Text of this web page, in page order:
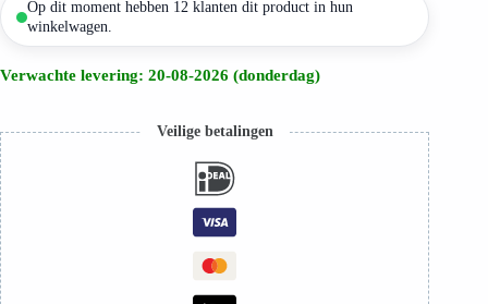
Op dit moment hebben 12 klanten dit product in hun
winkelwagen.
Verwachte levering: 20-08-2026 (donderdag)
Veilige betalingen